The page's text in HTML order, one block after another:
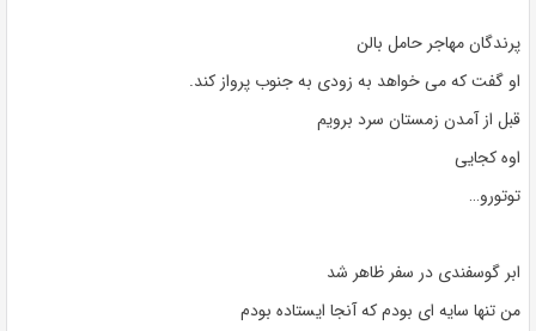
پرندگان مهاجر حامل بالن
او گفت که می خواهد به زودی به جنوب پرواز کند.
قبل از آمدن زمستان سرد برویم
اوه کجایی
توتورو…
ابر گوسفندی در سفر ظاهر شد
من تنها سایه ای بودم که آنجا ایستاده بودم